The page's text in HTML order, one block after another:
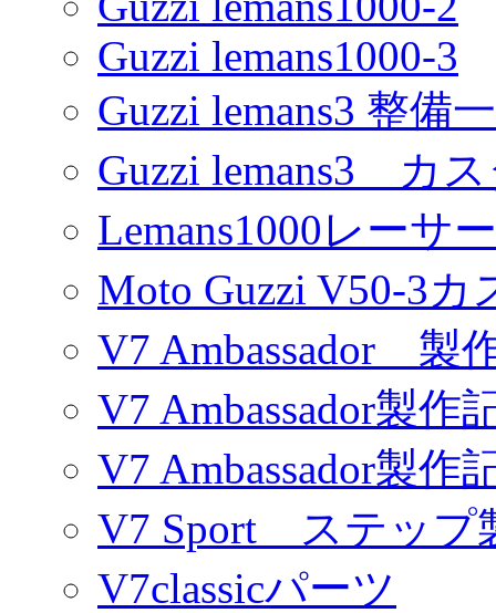
Guzzi lemans1000-3
Guzzi lemans3 整備
Guzzi lemans3 カ
Lemans1000レーサ
Moto Guzzi V50-3カ
V7 Ambassador 製
V7 Ambassador製作
V7 Ambassador製作
V7 Sport ステップ
V7classicパーツ